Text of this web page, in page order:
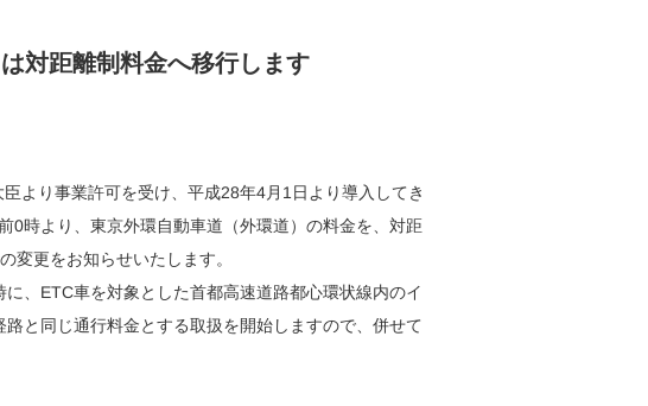
対距離制料金へ移行します
より事業許可を受け、平成28年4月1日より導入してき
0時より、東京外環自動車道（外環道）の料金を、対距
変更をお知らせいたします。
、ETC車を対象とした首都高速道路都心環状線内のイ
と同じ通行料金とする取扱を開始しますので、併せて